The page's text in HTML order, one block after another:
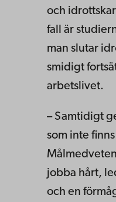
och
fall är
man slutar
smidigt
arbetslivet.
– Samtidigt
som inte
jobba hårt,
och en